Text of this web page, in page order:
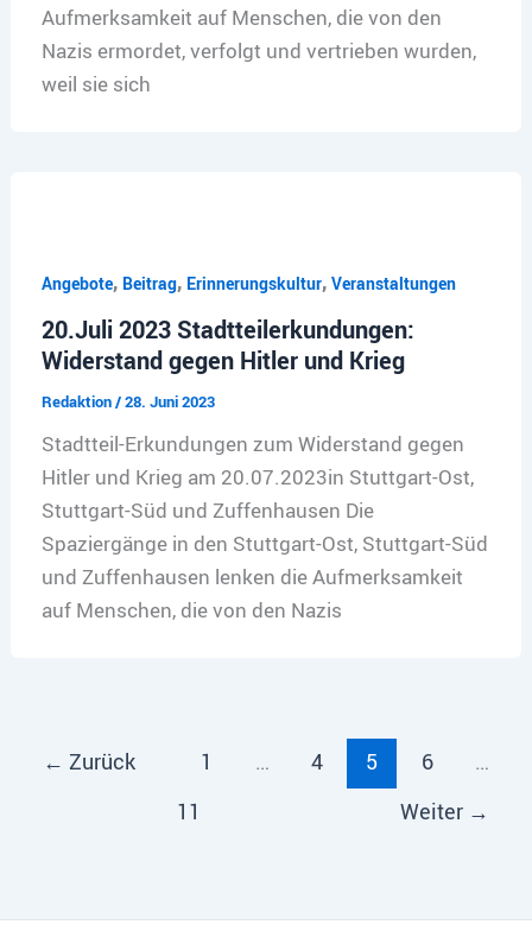
Aufmerksamkeit auf Menschen, die von den
Nazis ermordet, verfolgt und vertrieben wurden,
weil sie sich
Angebote, Beitrag, Erinnerungskultur, Veranstaltungen
20.Juli 2023 Stadtteilerkundungen:
Widerstand gegen Hitler und Krieg
Redaktion/28. Juni 2023
Stadtteil-Erkundungen zum Widerstand gegen
Hitler und Krieg am 20.07.2023in Stuttgart-Ost,
Stuttgart-Süd und Zuffenhausen Die
Spaziergänge in den Stuttgart-Ost, Stuttgart-Süd
und Zuffenhausen lenken die Aufmerksamkeit
auf Menschen, die von den Nazis
← Zurück 1 … 4 5 6
…
11
Weiter →